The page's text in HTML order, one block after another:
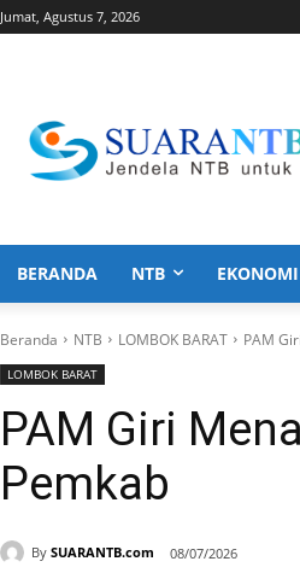
Jumat, Agustus 7, 2026
BERANDA NTB EKONOMI
Beranda NTB LOMBOK BARAT PAM
LOMBOK BARAT
PAM Giri
Pemkab
By SUARANTB.com 08/07/2026